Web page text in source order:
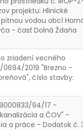
projektu: Hlinické
vodou obcí
- časť Dolná Ždaňa
zriadení vecného
2019 "Brezno -
číslo stavby:
94/17 -
a ČOV" -
a práce - Dodatok č.